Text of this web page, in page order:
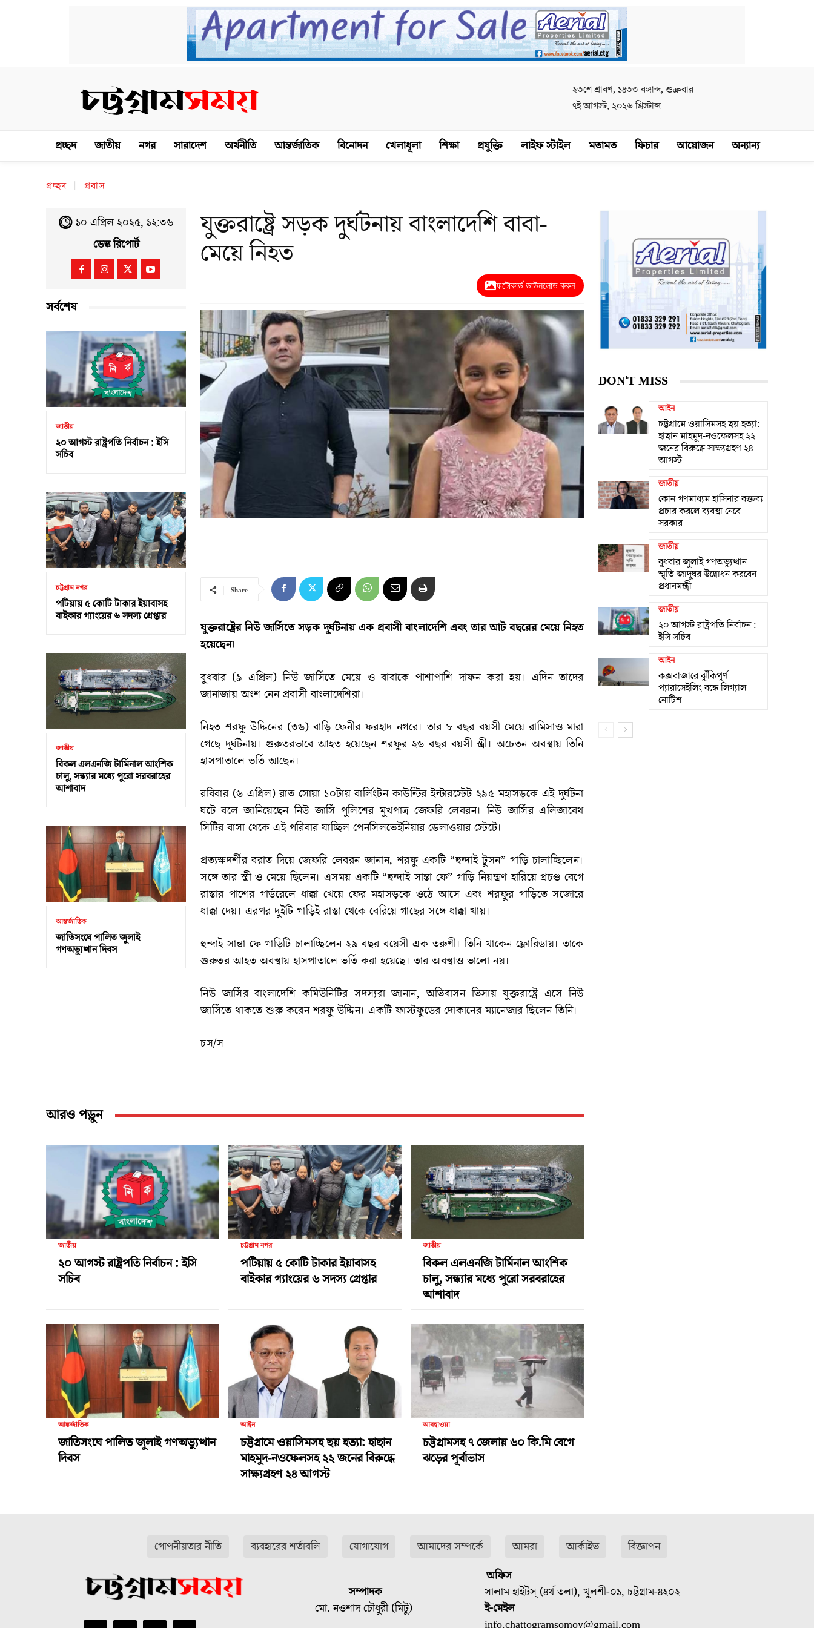
২৩শে শ্রাবণ, ১৪৩৩ বঙ্গাব্দ, শুক্রবার
৭ই আগস্ট, ২০২৬ খ্রিস্টাব্দ
প্রচ্ছদ জাতীয় নগর সারাদেশ অর্থনীতি আন্তর্জাতিক বিনোদন খেলাধূলা শিক্ষা প্রযুক্তি লাইফ স্টাইল মতামত ফিচার আয়োজন অন্যান্য
প্রচ্ছদ প্রবাস
১০ এপ্রিল ২০২৫, ১২:৩৬
ডেস্ক রিপোর্ট
সর্বশেষ
জাতীয়
২০ আগস্ট রাষ্ট্রপতি নির্বাচন : ইসি
সচিব
চট্টগ্রাম নগর
পটিয়ায় ৫ কোটি টাকার ইয়াবাসহ
বাইকার গ্যাংয়ের ৬ সদস্য গ্রেপ্তার
জাতীয়
বিকল এলএনজি টার্মিনাল আংশিক
চালু, সন্ধ্যার মধ্যে পুরো সরবরাহের
আশাবাদ
আন্তর্জাতিক
জাতিসংঘে পালিত জুলাই
গণঅভ্যুত্থান দিবস
যুক্তরাষ্ট্রে সড়ক দুর্ঘটনায় বাংলাদেশি বাবা-
মেয়ে নিহত
ফটোকার্ড ডাউনলোড করুন
Share
যুক্তরাষ্ট্রের নিউ জার্সিতে সড়ক দুর্ঘটনায় এক প্রবাসী বাংলাদেশি এবং তার আট বছরের মেয়ে নিহত
হয়েছেন।
বুধবার (৯ এপ্রিল) নিউ জার্সিতে মেয়ে ও বাবাকে পাশাপাশি দাফন করা হয়। এদিন তাদের
জানাজায় অংশ নেন প্রবাসী বাংলাদেশিরা।
নিহত শরফু উদ্দিনের (৩৬) বাড়ি ফেনীর ফরহাদ নগরে। তার ৮ বছর বয়সী মেয়ে রামিসাও মারা
গেছে দুর্ঘটনায়। গুরুতরভাবে আহত হয়েছেন শরফুর ২৬ বছর বয়সী স্ত্রী। অচেতন অবস্থায় তিনি
হাসপাতালে ভর্তি আছেন।
রবিবার (৬ এপ্রিল) রাত সোয়া ১০টায় বার্লিংটন কাউন্টির ইন্টারস্টেট ২৯৫ মহাসড়কে এই দুর্ঘটনা
ঘটে বলে জানিয়েছেন নিউ জার্সি পুলিশের মুখপাত্র জেফরি লেবরন। নিউ জার্সির এলিজাবেথ
সিটির বাসা থেকে এই পরিবার যাচ্ছিল পেনসিলভেইনিয়ার ডেলাওয়ার স্টেটে।
প্রত্যক্ষদর্শীর বরাত দিয়ে জেফরি লেবরন জানান, শরফু একটি “হুন্দাই টুসন” গাড়ি চালাচ্ছিলেন।
সঙ্গে তার স্ত্রী ও মেয়ে ছিলেন। এসময় একটি “হুন্দাই সান্তা ফে” গাড়ি নিয়ন্ত্রণ হারিয়ে প্রচণ্ড বেগে
রাস্তার পাশের গার্ডরেলে ধাক্কা খেয়ে ফের মহাসড়কে ওঠে আসে এবং শরফুর গাড়িতে সজোরে
ধাক্কা দেয়। এরপর দুইটি গাড়িই রাস্তা থেকে বেরিয়ে গাছের সঙ্গে ধাক্কা খায়।
হুন্দাই সান্তা ফে গাড়িটি চালাচ্ছিলেন ২৯ বছর বয়েসী এক তরুণী। তিনি থাকেন ফ্লোরিডায়। তাকে
গুরুতর আহত অবস্থায় হাসপাতালে ভর্তি করা হয়েছে। তার অবস্থাও ভালো নয়।
নিউ জার্সির বাংলাদেশি কমিউনিটির সদস্যরা জানান, অভিবাসন ভিসায় যুক্তরাষ্ট্রে এসে নিউ
জার্সিতে থাকতে শুরু করেন শরফু উদ্দিন। একটি ফাস্টফুডের দোকানের ম্যানেজার ছিলেন তিনি।
চস/স
আরও পড়ুন
জাতীয়
২০ আগস্ট রাষ্ট্রপতি নির্বাচন : ইসি
সচিব
চট্টগ্রাম নগর
পটিয়ায় ৫ কোটি টাকার ইয়াবাসহ
বাইকার গ্যাংয়ের ৬ সদস্য গ্রেপ্তার
জাতীয়
বিকল এলএনজি টার্মিনাল আংশিক
চালু, সন্ধ্যার মধ্যে পুরো সরবরাহের
আশাবাদ
আন্তর্জাতিক
জাতিসংঘে পালিত জুলাই গণঅভ্যুত্থান
দিবস
আইন
চট্টগ্রামে ওয়াসিমসহ ছয় হত্যা: হাছান
মাহমুদ-নওফেলসহ ২২ জনের বিরুদ্ধে
সাক্ষ্যগ্রহণ ২৪ আগস্ট
আবহাওয়া
চট্টগ্রামসহ ৭ জেলায় ৬০ কি.মি বেগে
ঝড়ের পূর্বাভাস
DON'T MISS
আইন
চট্টগ্রামে ওয়াসিমসহ ছয় হত্যা:
হাছান মাহমুদ-নওফেলসহ ২২
জনের বিরুদ্ধে সাক্ষ্যগ্রহণ ২৪
আগস্ট
জাতীয়
কোন গণমাধ্যম হাসিনার বক্তব্য
প্রচার করলে ব্যবস্থা নেবে
সরকার
জাতীয়
বুধবার জুলাই গণঅভ্যুত্থান
স্মৃতি জাদুঘর উদ্বোধন করবেন
প্রধানমন্ত্রী
জাতীয়
২০ আগস্ট রাষ্ট্রপতি নির্বাচন :
ইসি সচিব
আইন
কক্সবাজারে ঝুঁকিপূর্ণ
প্যারাসেইলিং বন্ধে লিগ্যাল
নোটিশ
গোপনীয়তার নীতি ব্যবহারের শর্তাবলি যোগাযোগ আমাদের সম্পর্কে আমরা আর্কাইভ বিজ্ঞাপন
সম্পাদক
মো. নওশাদ চৌধুরী (মিটু)
অফিস
সালাম হাইটস্ (৪র্থ তলা), খুলশী-০১, চট্টগ্রাম-৪২০২
ই-মেইল
info.chattogramsomoy@gmail.com